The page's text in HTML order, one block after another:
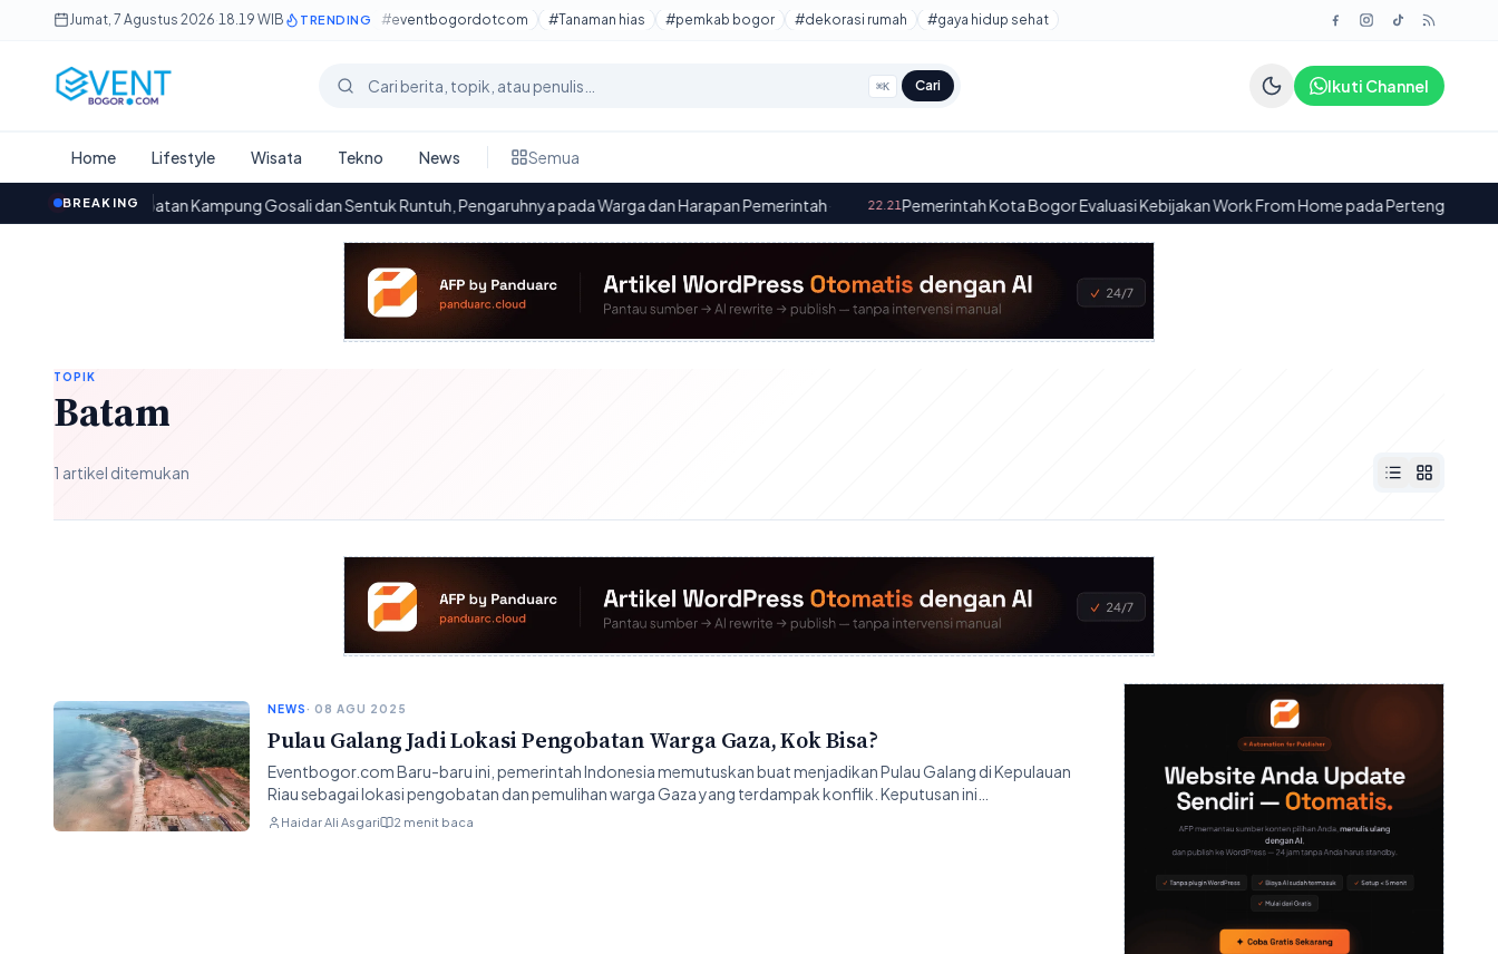
Lewati ke konten utama
Jumat, 7 Agustus 2026·18.19 WIB TRENDING #eventbogordotcom #Tanaman hias #pemkab bogor #dekorasi rumah #gaya hidup sehat
Cari berita ⌘K Cari Ikuti Channel
Home Lifestyle Wisata Tekno News Semua
BREAKING
Jembatan Kampung Gosali dan Sentuk Runtuh, Pengaruhnya pada Warga dan Harapan Pemerintah· 22.21Pemerintah Kota Bogor Evaluasi Kebijakan Work From Home pada Pertengahan Agustus
TOPIK
Batam
1 artikel ditemukan
NEWS· 08 AGU 2025
Pulau Galang Jadi Lokasi Pengobatan Warga Gaza, Kok Bisa?
Eventbogor.com Baru-baru ini, pemerintah Indonesia memutuskan buat menjadikan Pulau Galang di Kepulauan
Riau sebagai lokasi pengobatan dan pemulihan warga Gaza yang terdampak konflik. Keputusan ini…
Haidar Ali Asgari 2 menit baca